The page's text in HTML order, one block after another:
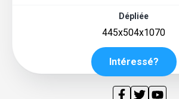
Dépliée
445x504x1070
Intéressé?